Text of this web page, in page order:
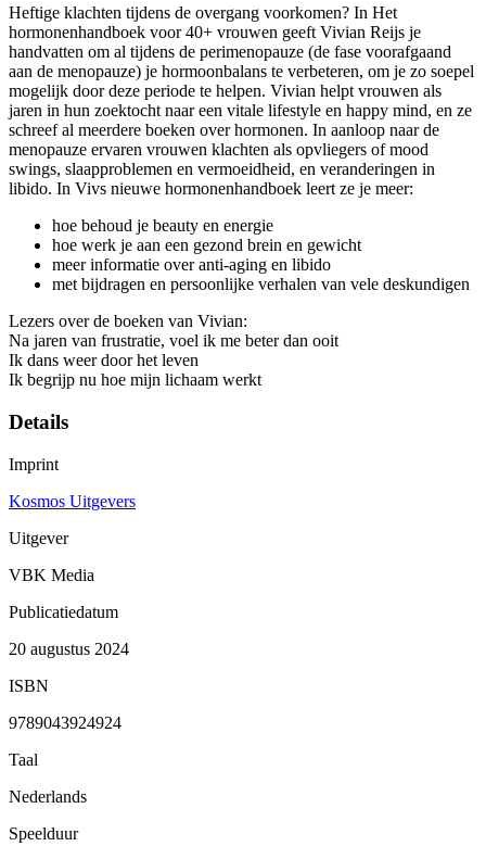
Heftige klachten tijdens de overgang voorkomen? In Het
hormonenhandboek voor 40+ vrouwen geeft Vivian Reijs je
handvatten om al tijdens de perimenopauze (de fase voorafgaand
aan de menopauze) je hormoonbalans te verbeteren, om je zo soepel
mogelijk door deze periode te helpen. Vivian helpt vrouwen als
jaren in hun zoektocht naar een vitale lifestyle en happy mind, en ze
schreef al meerdere boeken over hormonen. In aanloop naar de
menopauze ervaren vrouwen klachten als opvliegers of mood
swings, slaapproblemen en vermoeidheid, en veranderingen in
libido. In Vivs nieuwe hormonenhandboek leert ze je meer:
hoe behoud je beauty en energie
hoe werk je aan een gezond brein en gewicht
meer informatie over anti-aging en libido
met bijdragen en persoonlijke verhalen van vele deskundigen
Lezers over de boeken van Vivian:
Na jaren van frustratie, voel ik me beter dan ooit
Ik dans weer door het leven
Ik begrijp nu hoe mijn lichaam werkt
Details
Imprint
Kosmos Uitgevers
Uitgever
VBK Media
Publicatiedatum
20 augustus 2024
ISBN
9789043924924
Taal
Nederlands
Speelduur